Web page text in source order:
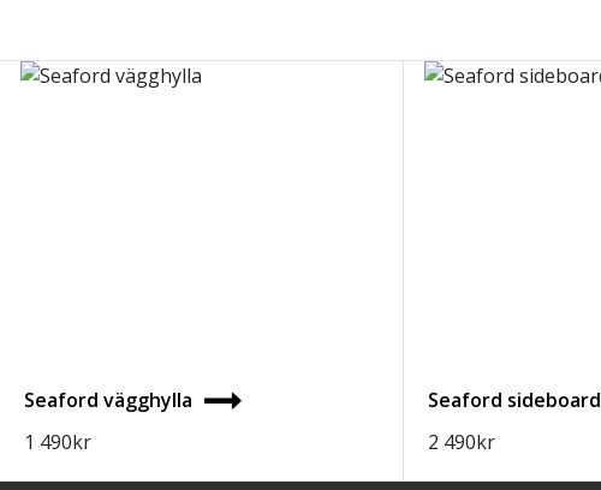
Seaford vägghylla
1 490kr
Seaford sideboard
2 490kr